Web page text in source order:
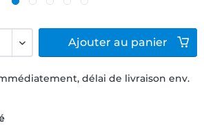
délai de livraison env.
Ajouter au panier